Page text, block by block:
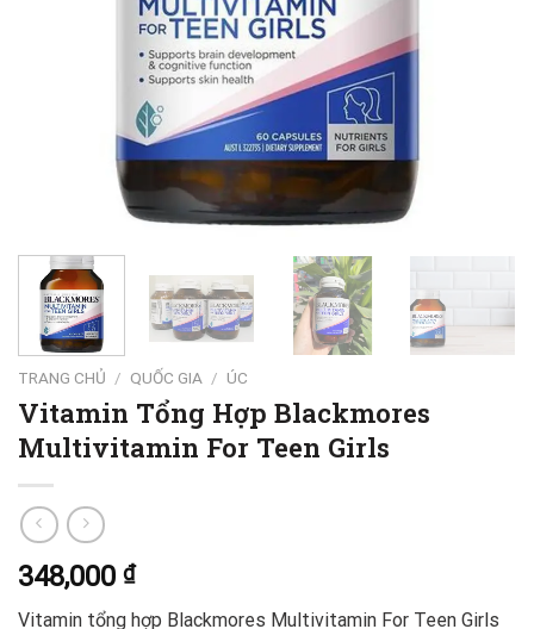
TRANG CHỦ / QUỐC GIA / ÚC
Vitamin Tổng Hợp Blackmores
Multivitamin For Teen Girls
348,000 ₫
Vitamin tổng hợp Blackmores Multivitamin For Teen Girls